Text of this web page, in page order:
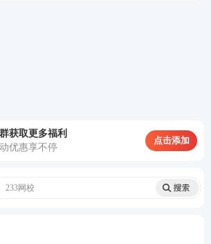
试网发布《2026年度专业技术人员
事项提示》，2026年全国一级造
内，具体报名时间见当地一造报
获取更多福利
优惠享不停
点击添加
233网校